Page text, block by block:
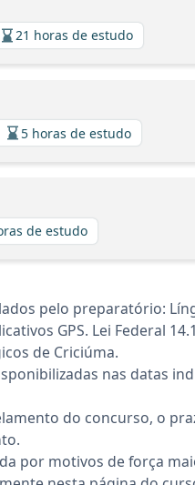
21 horas de estudo
5 horas de estudo
de estudo
pelo preparatório:
GPS. Lei Federal
de Criciúma.
nas datas
do concurso, o
por motivos de força